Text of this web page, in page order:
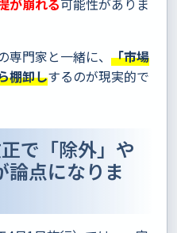
が崩れる可能性がありま
門家と一緒に、 「市場
棚卸しするのが現実的で
で「除外」や
論点になりま